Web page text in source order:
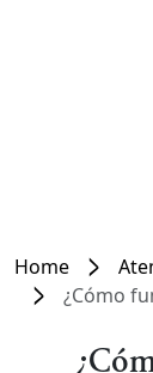
Home
¿Cómo